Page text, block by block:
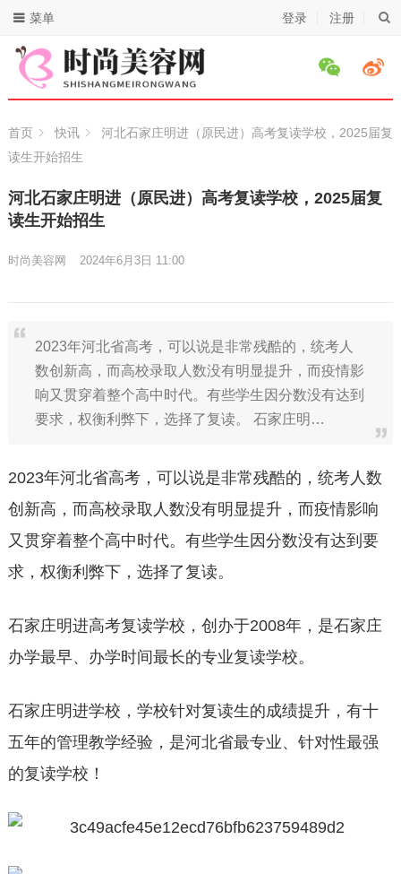
登录 注册
菜单
首页 快讯
河北石家庄明进（原民进）高考复读学校，2025届复
读生开始招生
河北石家庄明进（原民进）高考复读学校，2025届复
读生开始招生
时尚美容网 2024年6月3日 11:00
2023年河北省高考，可以说是非常残酷的，统考人
数创新高，而高校录取人数没有明显提升，而疫情影
响又贯穿着整个高中时代。有些学生因分数没有达到
要求，权衡利弊下，选择了复读。 石家庄明…
2023年河北省高考，可以说是非常残酷的，统考人数
创新高，而高校录取人数没有明显提升，而疫情影响
又贯穿着整个高中时代。有些学生因分数没有达到要
求，权衡利弊下，选择了复读。
石家庄明进高考复读学校，创办于2008年，是石家庄
办学最早、办学时间最长的专业复读学校。
石家庄明进学校，学校针对复读生的成绩提升，有十
五年的管理教学经验，是河北省最专业、针对性最强
的复读学校！